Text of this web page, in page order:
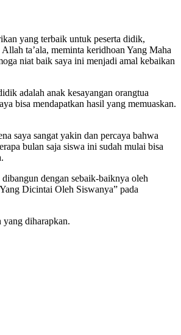
yang terbaik untuk peserta didik,
ta’ala, meminta keridhoan Yang Maha
niat baik saya ini menjadi amal kebaikan
adalah anak kesayangan orangtua
bisa mendapatkan hasil yang memuaskan.
saya sangat yakin dan percaya bahwa
bulan saja siswa ini sudah mulai bisa
dengan sebaik-baiknya oleh
Dicintai Oleh Siswanya” pada
yang diharapkan.